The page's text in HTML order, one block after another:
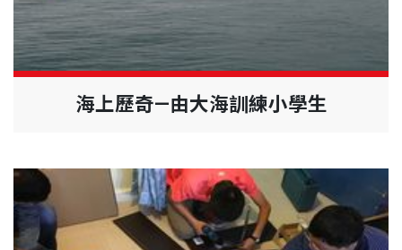
海上歷奇—由大海訓練小學生